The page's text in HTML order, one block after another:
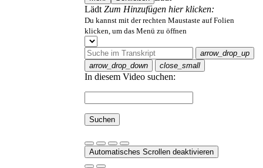
Lädt Zum Hinzufügen hier klicken:
Du kannst mit der rechten Maustaste auf Folien
klicken, um das Menü zu öffnen
arrow_drop_up
arrow_drop_down
close_small
In diesem Video suchen:
Suchen
Automatisches Scrollen deaktivieren